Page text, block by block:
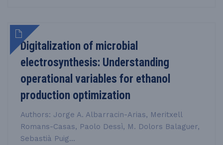
Digitalization of microbial
electrosynthesis: Understanding
operational variables for ethanol
production optimization
Authors: Jorge A. Albarracin-Arias, Meritxell
Romans-Casas, Paolo Dessì, M. Dolors Balaguer,
Sebastià Puig...